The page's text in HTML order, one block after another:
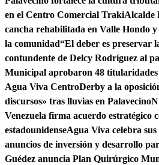
en el Centro Comercial TrakiAlcalde
cancha rehabilitada en Valle Hondo
la comunidad“El deber es preservar
contundente de Delcy Rodríguez al
Municipal aprobaron 48
Agua Viva CentroDerby a la
discursos» tras lluvias en Palavecino
Venezuela firma acuerdo estratégico
estadounidenseAgua Viva celebra
anuncios de inversión y desarrollo
Guédez anuncia Plan Quirúrgico